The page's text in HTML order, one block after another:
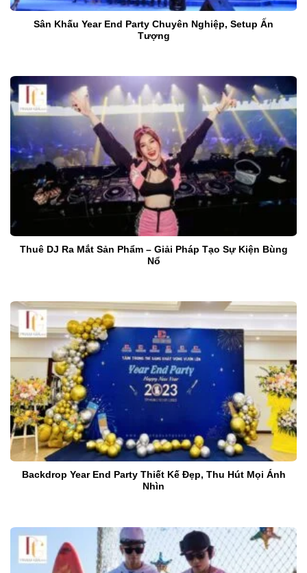
Sân Khấu Year End Party Chuyên Nghiệp, Setup Ấn
Tượng
Thuê DJ Ra Mắt Sản Phẩm – Giải Pháp Tạo Sự Kiện Bùng
Nổ
Backdrop Year End Party Thiết Kế Đẹp, Thu Hút Mọi Ánh
Nhìn